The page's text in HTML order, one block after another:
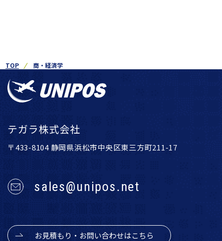
TOP 商・経済学
テガラ株式会社
〒433-8104 静岡県浜松市中央区東三方町211-17
sales@unipos.net
お見積もり・お問い合わせはこちら